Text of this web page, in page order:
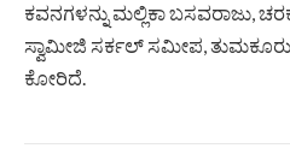
ಕವನಗಳನ್ನು ಮಲ್ಲಿಕಾ ಬಸವರಾಜು,
ಸ್ವಾಮೀಜಿ ಸರ್ಕಲ್ ಸಮೀಪ,
ಕೋರಿದೆ.